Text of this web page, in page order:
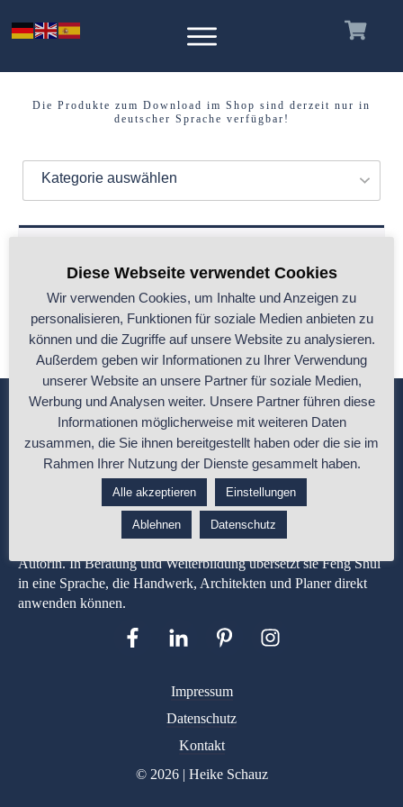
Die Produkte zum Download im Shop sind derzeit nur in
deutscher Sprache verfügbar!
Kategorie auswählen
deiner Auswahl entsprechen.
Heike Schauz ist Malermeisterin und Feng-Shui-Expertin mit
über 35 Jahren Berufserfahrung in Gestaltung, Materialwirkung
und Raumplanung. Entwicklerin der apprico COLOURS® und
Autorin. In Beratung und Weiterbildung übersetzt sie Feng Shui
in eine Sprache, die Handwerk, Architekten und Planer direkt
anwenden können.
Impressum
Datenschutz
Kontakt
© 2026 | Heike Schauz
Diese Webseite verwendet Cookies
Wir verwenden Cookies, um Inhalte und Anzeigen zu
personalisieren, Funktionen für soziale Medien anbieten zu
können und die Zugriffe auf unsere Website zu analysieren.
Außerdem geben wir Informationen zu Ihrer Verwendung
unserer Website an unsere Partner für soziale Medien,
Werbung und Analysen weiter. Unsere Partner führen diese
Informationen möglicherweise mit weiteren Daten
zusammen, die Sie ihnen bereitgestellt haben oder die sie im
Rahmen Ihrer Nutzung der Dienste gesammelt haben.
Alle akzeptieren Einstellungen
Ablehnen Datenschutz